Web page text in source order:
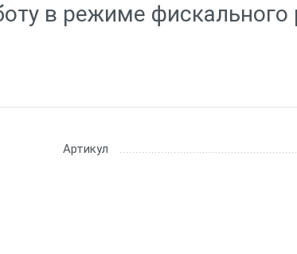
в режиме фискального
Артикул